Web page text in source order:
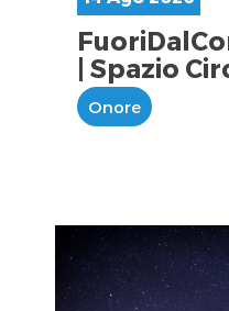
| Spazio
Onore